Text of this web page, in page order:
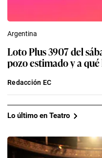
Argentina
Loto Plus 3907 del
pozo estimado y a
Redacción EC
Lo último en Teatro